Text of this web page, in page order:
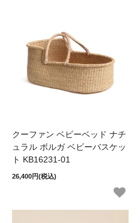
クーファン ベビーベッド ナチ
ュラル ボルガ ベビーバスケッ
ト KB16231-01
26,400円(税込)